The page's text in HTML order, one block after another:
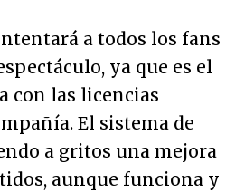
a todos los fans
ya que es el
con las licencias
El sistema de
a gritos una mejora
aunque funciona y